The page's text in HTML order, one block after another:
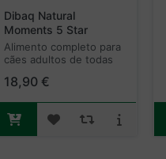
Dibaq Natural
Moments 5 Star
Mountain - Borrego
Alimento completo para
cães adultos de todas
18,90 €